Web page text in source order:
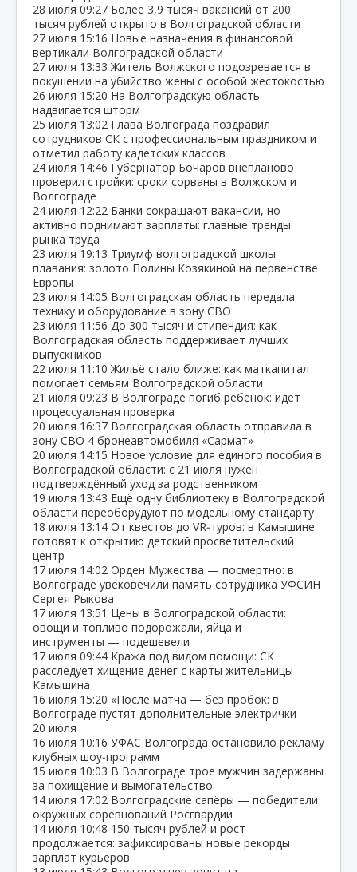
28 июля 09:27 Более 3,9 тысяч вакансий от 200
тысяч рублей открыто в Волгоградской области
27 июля 15:16 Новые назначения в финансовой
вертикали Волгоградской области
27 июля 13:33 Житель Волжского подозревается в
покушении на убийство жены с особой жестокостью
26 июля 15:20 На Волгоградскую область
надвигается шторм
25 июля 13:02 Глава Волгограда поздравил
сотрудников СК с профессиональным праздником и
отметил работу кадетских классов
24 июля 14:46 Губернатор Бочаров внепланово
проверил стройки: сроки сорваны в Волжском и
Волгограде
24 июля 12:22 Банки сокращают вакансии, но
активно поднимают зарплаты: главные тренды
рынка труда
23 июля 19:13 Триумф волгоградской школы
плавания: золото Полины Козякиной на первенстве
Европы
23 июля 14:05 Волгоградская область передала
технику и оборудование в зону СВО
23 июля 11:56 До 300 тысяч и стипендия: как
Волгоградская область поддерживает лучших
выпускников
22 июля 11:10 Жильё стало ближе: как маткапитал
помогает семьям Волгоградской области
21 июля 09:23 В Волгограде погиб ребёнок: идёт
процессуальная проверка
20 июля 16:37 Волгоградская область отправила в
зону СВО 4 бронеавтомобиля «Сармат»
20 июля 14:15 Новое условие для единого пособия в
Волгоградской области: с 21 июля нужен
подтверждённый уход за родственником
19 июля 13:43 Ещё одну библиотеку в Волгоградской
области переоборудуют по модельному стандарту
18 июля 13:14 От квестов до VR‑туров: в Камышине
готовят к открытию детский просветительский
центр
17 июля 14:02 Орден Мужества — посмертно: в
Волгограде увековечили память сотрудника УФСИН
Сергея Рыкова
17 июля 13:51 Цены в Волгоградской области:
овощи и топливо подорожали, яйца и
инструменты — подешевели
17 июля 09:44 Кража под видом помощи: СК
расследует хищение денег с карты жительницы
Камышина
16 июля 15:20 «После матча — без пробок: в
Волгограде пустят дополнительные электрички
20 июля
16 июля 10:16 УФАС Волгограда остановило рекламу
клубных шоу‑программ
15 июля 10:03 В Волгограде трое мужчин задержаны
за похищение и вымогательство
14 июля 17:02 Волгоградские сапёры — победители
окружных соревнований Росгвардии
14 июля 10:48 150 тысяч рублей и рост
продолжается: зафиксированы новые рекорды
зарплат курьеров